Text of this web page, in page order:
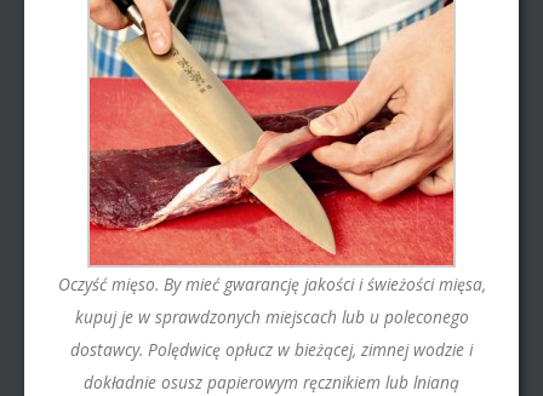
Oczyść mięso. By mieć gwarancję jakości i świeżości mięsa,
kupuj je w sprawdzonych miejscach lub u poleconego
dostawcy. Polędwicę opłucz w bieżącej, zimnej wodzie i
dokładnie osusz papierowym ręcznikiem lub lnianą